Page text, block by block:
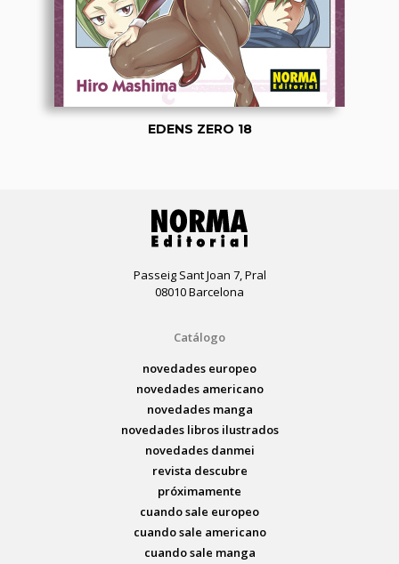
EDENS ZERO 18
Passeig Sant Joan 7, Pral
08010 Barcelona
Catálogo
novedades europeo
novedades americano
novedades manga
novedades libros ilustrados
novedades danmei
revista descubre
próximamente
cuando sale europeo
cuando sale americano
cuando sale manga